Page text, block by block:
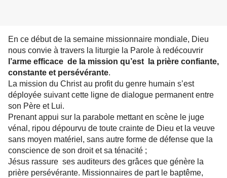
En ce début de la semaine missionnaire mondiale, Dieu
nous convie à travers la liturgie la Parole à redécouvrir
l’arme efficace de la mission qu’est la prière confiante,
constante et persévérante.
La mission du Christ au profit du genre humain s’est
déployée suivant cette ligne de dialogue permanent entre
son Père et Lui.
Prenant appui sur la parabole mettant en scène le juge
vénal, ripou dépourvu de toute crainte de Dieu et la veuve
sans moyen matériel, sans autre forme de défense que la
conscience de son droit et sa ténacité ;
Jésus rassure ses auditeurs des grâces que génère la
prière persévérante. Missionnaires de part le baptême,